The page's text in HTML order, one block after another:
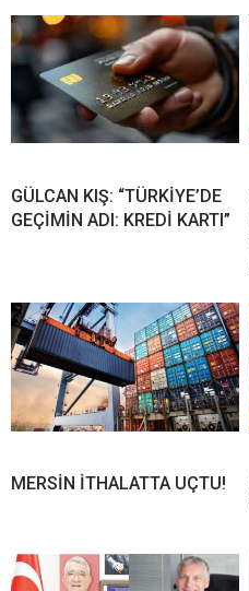
GÜLCAN KIŞ: “TÜRKİYE’DE
GEÇİMİN ADI: KREDİ KARTI”
MERSİN İTHALATTA UÇTU!